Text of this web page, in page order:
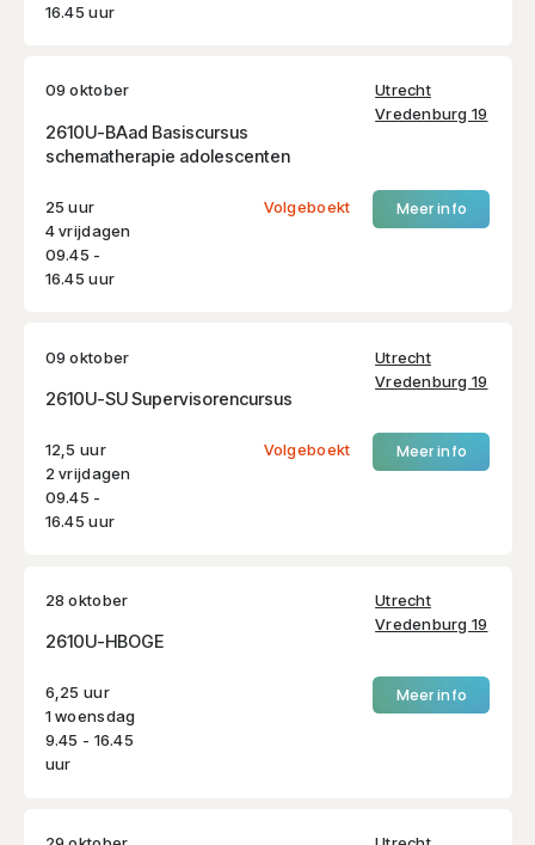
16.45 uur
09 oktober
Utrecht
Vredenburg 19
2610U-BAad Basiscursus
schematherapie adolescenten
25 uur
4 vrijdagen
09.45 -
16.45 uur
Meer info
Volgeboekt
09 oktober
Utrecht
Vredenburg 19
2610U-SU Supervisorencursus
12,5 uur
2 vrijdagen
09.45 -
16.45 uur
Meer info
Volgeboekt
28 oktober
Utrecht
Vredenburg 19
2610U-HBOGE
6,25 uur
1 woensdag
9.45 - 16.45
uur
Meer info